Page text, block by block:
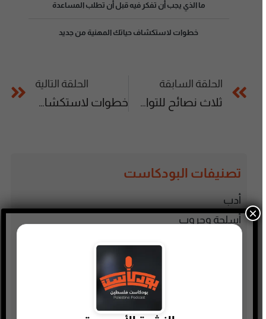
ما الذي يجب أن تفكر فيه قبل أن تطلب المساعدة
خطوات لاستكشاف حياتك المهنية من جديد
الحلقة السابقة
ثلاث نصائح للتواصل الآمن مع زميل العمل الجديد
الحلقة التالية
خطوات لاستكشاف حياتك المهنية من جديد
تصنيفات البودكاست
أدب
أسلحة وحروب
×